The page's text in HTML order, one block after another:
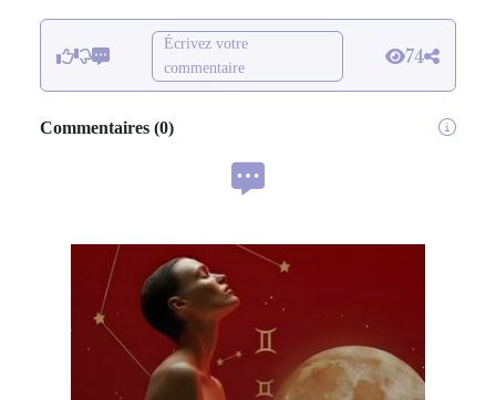
Écrivez votre
commentaire
74
Commentaires (0)